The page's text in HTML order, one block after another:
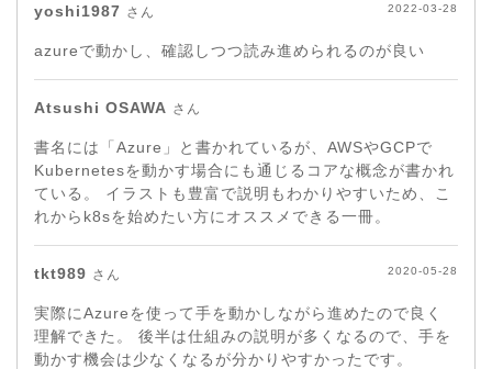
yoshi1987 さん 2022-03-28
azureで動かし、確認しつつ読み進められるのが良い
Atsushi OSAWA さん
書名には「Azure」と書かれているが、AWSやGCPで
Kubernetesを動かす場合にも通じるコアな概念が書かれ
ている。 イラストも豊富で説明もわかりやすいため、こ
れからk8sを始めたい方にオススメできる一冊。
tkt989 さん 2020-05-28
実際にAzureを使って手を動かしながら進めたので良く
理解できた。 後半は仕組みの説明が多くなるので、手を
動かす機会は少なくなるが分かりやすかったです。